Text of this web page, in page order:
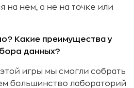
на нем, а не на точке или
Какие преимущества у
данных?
игры мы смогли собрать
большинство лабораторий